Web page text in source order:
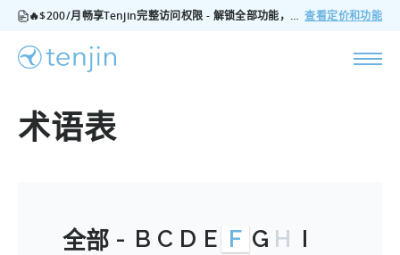
🔥$200/月畅享Tenjin完整访问权限 - 解锁全部功能，无隐藏费用，随时可取消 查看定价和功能
术语表
全部 - B C D E F G H I